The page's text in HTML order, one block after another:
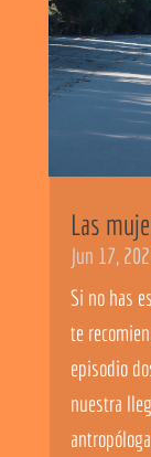
Las
Jun 17,
Si no has
te
episodio
nuestra